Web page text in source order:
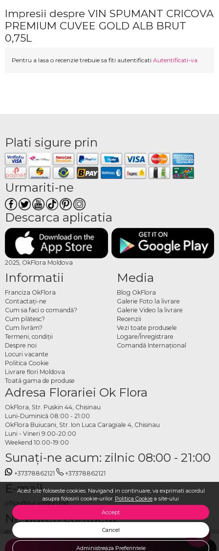
Acest site foloseste cookies. Navigand in continuare, va exprimati acordul
asupra folosirii cookie-urilor. Politica Cookie a site-ului
Accept
Cancel
Administreaza Preferintele
ADAUGA IN COS
Impresii despre VIN SPUMANT CRICOVA
PREMIUM CUVEE GOLD ALB BRUT
0,75L
Pentru a lasa o recenzie trebuie sa fiti autentificati Autentificati-va
Plati sigure prin
Urmariti-ne
Descarca aplicatia
2025, OkFlora Moldova
Informatii
Franciza OkFlora
Contactaţi-ne
Cum sa faci o comandă?
Cum plătesc?
Cum livrăm?
Termeni, condiţii
Despre noi
Locuri vacante
Politica Cookie
Livrare flori Moldova
Toată gama de produse
Media
Blog OkFlora
Galerie Foto la livrare
Galerie Video la livrare
Recenzii
Vezi toate produsele
Logare/Înregistrare
Comandă Internațional
Adresa Florariei Ok Flora
OkFlora, Str. Puskin 44, Chisinau
Luni-Duminică 08:00 - 21:00
OkFlora Buiucani, Str. Ion Luca Caragiale 4, Chisinau
Luni - Vineri 9:00-20:00
Weekend 10:00-19:00
Sunaţi-ne acum: zilnic 08:00 - 21:00
+37378862121 +37378862121
E-mail
office@livrareflori.md
Ne puteți contacta:
whatsapp